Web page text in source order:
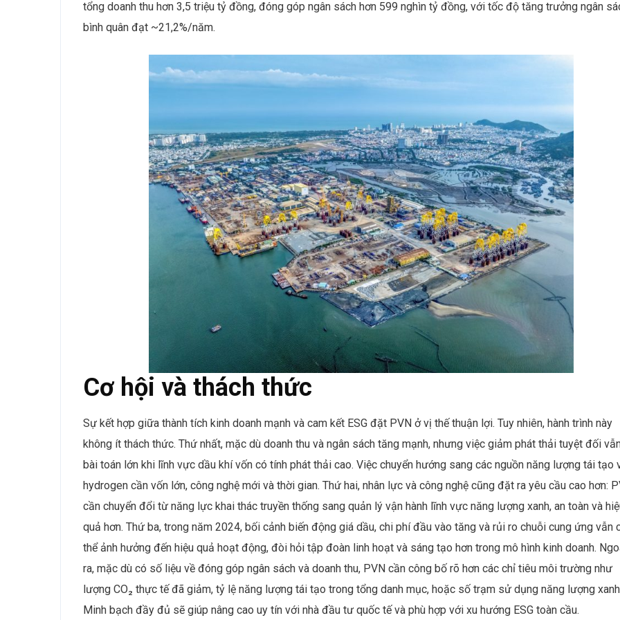
tổng doanh thu hơn 3,5 triệu tỷ đồng, đóng góp ngân sách hơn 599 nghìn tỷ đồng, với tốc độ tăng trưởng ngân
bình quân đạt ~21,2%/năm.
Cơ hội và thách thức
Sự kết hợp giữa thành tích kinh doanh mạnh và cam kết ESG đặt PVN ở vị thế thuận lợi. Tuy nhiên, hành trình này
không ít thách thức. Thứ nhất, mặc dù doanh thu và ngân sách tăng mạnh, nhưng việc giảm phát thải tuyệt đối
bài toán lớn khi lĩnh vực dầu khí vốn có tính phát thải cao. Việc chuyển hướng sang các nguồn năng lượng tái tạo
hydrogen cần vốn lớn, công nghệ mới và thời gian. Thứ hai, nhân lực và công nghệ cũng đặt ra yêu cầu cao hơn:
cần chuyển đổi từ năng lực khai thác truyền thống sang quản lý vận hành lĩnh vực năng lượng xanh, an toàn và
quả hơn. Thứ ba, trong năm 2024, bối cảnh biến động giá dầu, chi phí đầu vào tăng và rủi ro chuỗi cung ứng vẫn
thể ảnh hưởng đến hiệu quả hoạt động, đòi hỏi tập đoàn linh hoạt và sáng tạo hơn trong mô hình kinh doanh.
ra, mặc dù có số liệu về đóng góp ngân sách và doanh thu, PVN cần công bố rõ hơn các chỉ tiêu môi trường như
lượng CO₂ thực tế đã giảm, tỷ lệ năng lượng tái tạo trong tổng danh mục, hoặc số trạm sử dụng năng lượng
Minh bạch đầy đủ sẽ giúp nâng cao uy tín với nhà đầu tư quốc tế và phù hợp với xu hướng ESG toàn cầu.